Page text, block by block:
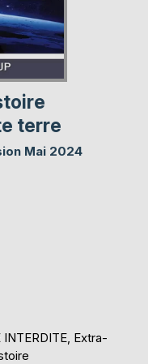
terre
Mai 2024
Extra-